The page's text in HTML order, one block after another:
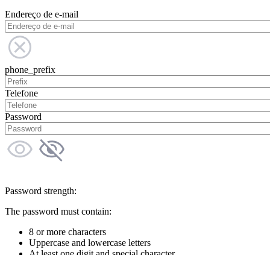
Endereço de e-mail
phone_prefix
Telefone
Password
Password strength:
The password must contain:
8 or more characters
Uppercase and lowercase letters